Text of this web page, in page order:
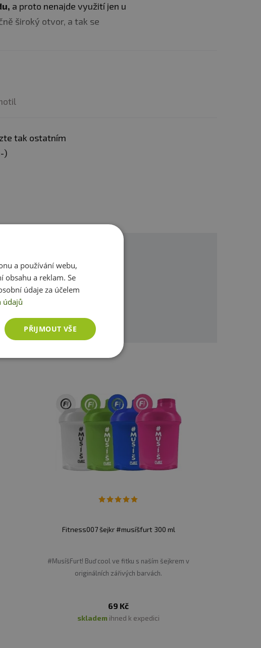
a proto nenajde využití jen u
široký otvor, a tak se
drátěnou kuličku, která
tak ostatním
)
pomůžeme.
Fitness007 šejkr #musíšfurt 300 ml
#MusíšFurt! Buď cool ve fitku s naším šejkrem v
originálních zářivých barvách.
69 Kč
skladem ihned k expedici
a používání webu,
obsahu a reklam. Se
údaje za účelem
údajů
PŘIJMOUT VŠE